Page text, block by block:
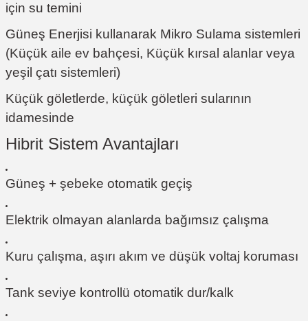
için su temini
Güneş Enerjisi kullanarak Mikro Sulama sistemleri
(Küçük aile ev bahçesi, Küçük kırsal alanlar veya
yeşil çatı sistemleri)
Küçük göletlerde, küçük göletleri sularının
idamesinde
Hibrit Sistem Avantajları
Güneş + şebeke otomatik geçiş
Elektrik olmayan alanlarda bağımsız çalışma
Kuru çalışma, aşırı akım ve düşük voltaj koruması
Tank seviye kontrollü otomatik dur/kalk